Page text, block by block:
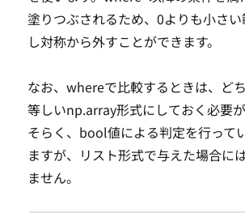
塗りつぶされるため、0よりも小さ
し対称から外すことができます。
なお、whereで比較するときは、ど
等しいnp.array形式にしておく必要
そらく、bool値による判定を行って
ますが、リスト形式で与えた場合に
ません。